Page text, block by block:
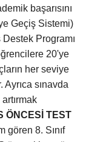
başarısını
Geçiş Sistemi)
Destek Programı
20'ye
her seviye
sınavda
ÖNCESİ TEST
gören 8. Sınıf